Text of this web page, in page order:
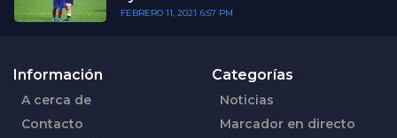
FEBRERO 11, 2021 6:57 PM
Información
A cerca de
Contacto
Categorías
Noticias
Marcador en directo